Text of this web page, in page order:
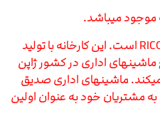
موجود میباشد.
این قطعه ساخت کارخانه ریکو RICOH است. این کارخانه با تولید
ماشینهای اداری در کشور ژاپن
میکند. ماشینهای اداری صدیق
مشتریان خود به عنوان اولین